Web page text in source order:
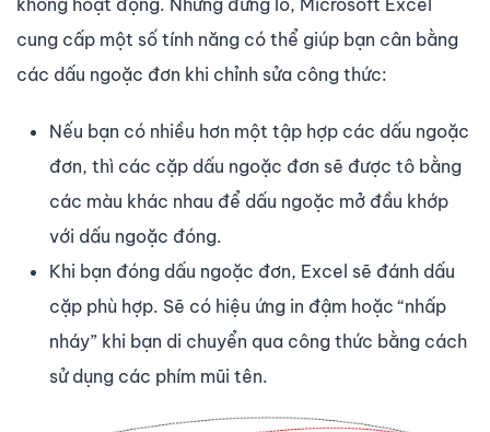
không hoạt động. Nhưng đừng lo, Microsoft Excel
cung cấp một số tính năng có thể giúp bạn cân bằng
các dấu ngoặc đơn khi chỉnh sửa công thức:
Nếu bạn có nhiều hơn một tập hợp các dấu ngoặc
đơn, thì các cặp dấu ngoặc đơn sẽ được tô bằng
các màu khác nhau để dấu ngoặc mở đầu khớp
với dấu ngoặc đóng.
Khi bạn đóng dấu ngoặc đơn, Excel sẽ đánh dấu
cặp phù hợp. Sẽ có hiệu ứng in đậm hoặc “nhấp
nháy” khi bạn di chuyển qua công thức bằng cách
sử dụng các phím mũi tên.